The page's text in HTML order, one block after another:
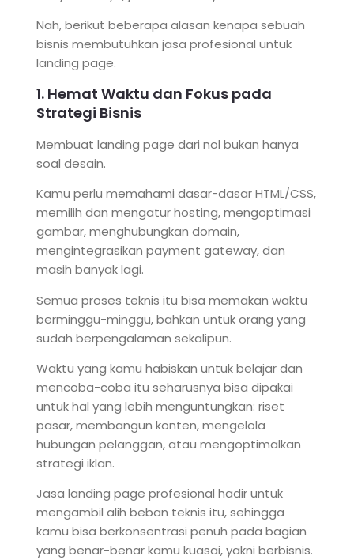
Nah, berikut beberapa alasan kenapa sebuah
bisnis membutuhkan jasa profesional untuk
landing page.
1. Hemat Waktu dan Fokus pada
Strategi Bisnis
Membuat landing page dari nol bukan hanya
soal desain.
Kamu perlu memahami dasar-dasar HTML/CSS,
memilih dan mengatur hosting, mengoptimasi
gambar, menghubungkan domain,
mengintegrasikan payment gateway, dan
masih banyak lagi.
Semua proses teknis itu bisa memakan waktu
berminggu-minggu, bahkan untuk orang yang
sudah berpengalaman sekalipun.
Waktu yang kamu habiskan untuk belajar dan
mencoba-coba itu seharusnya bisa dipakai
untuk hal yang lebih menguntungkan: riset
pasar, membangun konten, mengelola
hubungan pelanggan, atau mengoptimalkan
strategi iklan.
Jasa landing page profesional hadir untuk
mengambil alih beban teknis itu, sehingga
kamu bisa berkonsentrasi penuh pada bagian
yang benar-benar kamu kuasai, yakni berbisnis.